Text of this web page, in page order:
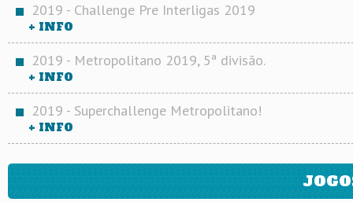
2019 - Challenge Pre Interligas 2019
+ INFO
2019 - Metropolitano 2019, 5ª divisão.
+ INFO
2019 - Superchallenge Metropolitano!
+ INFO